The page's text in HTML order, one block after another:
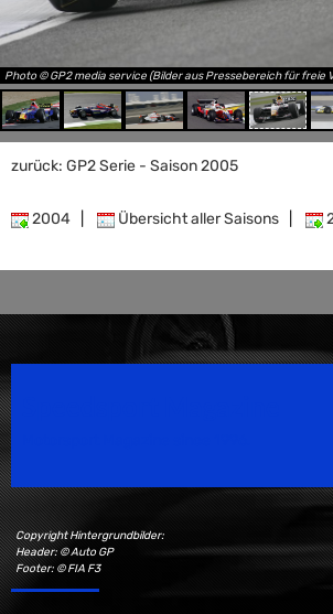
Photo © GP2 media service (Bilder aus Pressebereich für freie
zurück: GP2 Serie - Saison 2005
2004 Übersicht aller Saisons
Copyright Hintergrundbilder:
Header: © Auto GP
Footer: © FIA F3